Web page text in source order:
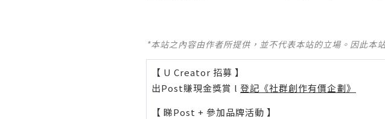
*本站之內容由作者所提供，並不代表本站的立場。因此本
【 U Creator 招募 】
出Post賺現金獎賞 l 登記《社群創作有價企劃》
【 睇Post + 參加品牌活動 】